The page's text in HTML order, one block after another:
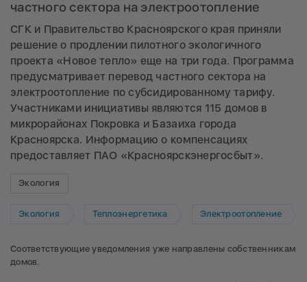
частного сектора на электроотопление
СГК и Правительство Красноярского края приняли
решение о продлении пилотного экологичного
проекта «Новое тепло» еще на три года. Программа
предусматривает перевод частного сектора на
электроотопление по субсидированному тарифу.
Участниками инициативы являются 115 домов в
микрорайонах Покровка и Базаиха города
Красноярска. Информацию о компенсациях
предоставляет ПАО «Красноярскэнергосбыт».
Экология
Экология Теплоэнергетика Электроотопление
Соответствующие уведомления уже направлены собственникам
домов.